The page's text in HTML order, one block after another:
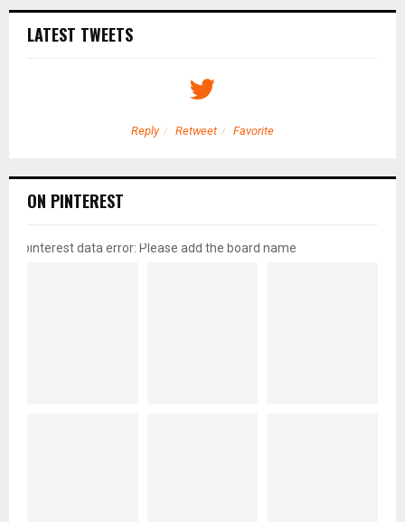
LATEST TWEETS
Reply Retweet Favorite
ON PINTEREST
pinterest data error: Please add the board name